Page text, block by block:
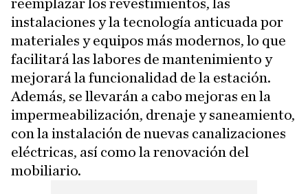
reemplazar los revestimientos, las
instalaciones y la tecnología anticuada por
materiales y equipos más modernos, lo que
facilitará las labores de mantenimiento y
mejorará la funcionalidad de la estación.
Además, se llevarán a cabo mejoras en la
impermeabilización, drenaje y saneamiento,
con la instalación de nuevas canalizaciones
eléctricas, así como la renovación del
mobiliario.